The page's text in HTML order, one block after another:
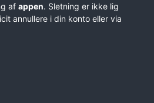
af appen. Sletning er ikke lig
annullere i din konto eller via